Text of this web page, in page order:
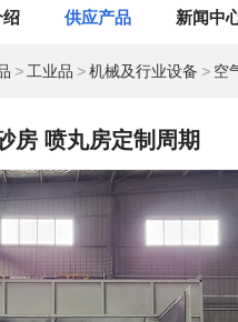
绍 供应产品 新闻中
> 工业品 >机械及行业设备 > 空
房 喷丸房定制周期